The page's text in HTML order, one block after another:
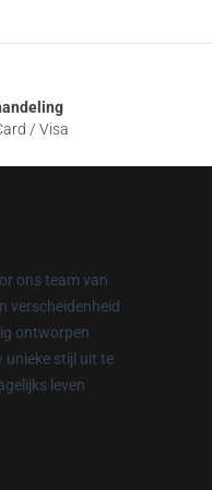
/ Visa
ons team van
verscheidenheid
ontworpen
unieke stijl uit te
leven